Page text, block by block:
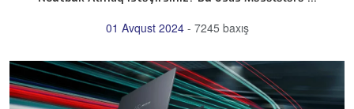
01 Avqust 2024- 7245 baxış